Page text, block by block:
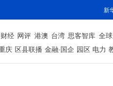
新
财经 网评 港澳 台湾 思客智库 全
庆 区县联播 金融·国企 园区 电力